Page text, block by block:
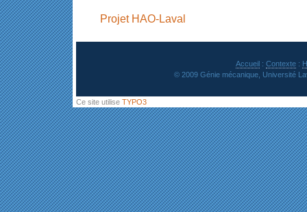
Projet HAO-Laval
Accueil : Contexte :
© 2009 Génie mécanique, Université
Ce site utilise TYPO3